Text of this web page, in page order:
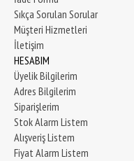
Sıkça Sorulan Sorular
Müşteri Hizmetleri
İletişim
HESABIM
Üyelik Bilgilerim
Adres Bilgilerim
Siparişlerim
Stok Alarm Listem
Alışveriş Listem
Fiyat Alarm Listem